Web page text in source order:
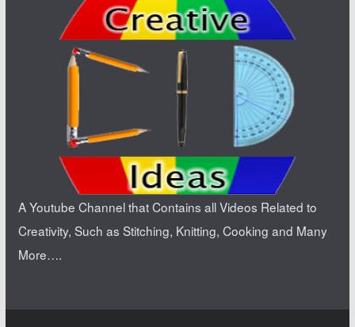
A Youtube Channel that Contains all Videos Related to
Creativity, Such as Stitching, Knitting, Cooking and Many
More….